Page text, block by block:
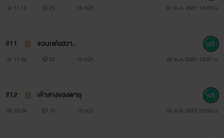
11.1k 21 15 หน้า 01 ต.ค. 2561 14:03 น.
#11 จวนเฟยฮวา..
11.3k 27 10 หน้า 02 ต.ค. 2561 15:37 น.
#12 เค้าลางของพายุ
10.2k 16 10 หน้า 05 ต.ค. 2561 22:59 น.